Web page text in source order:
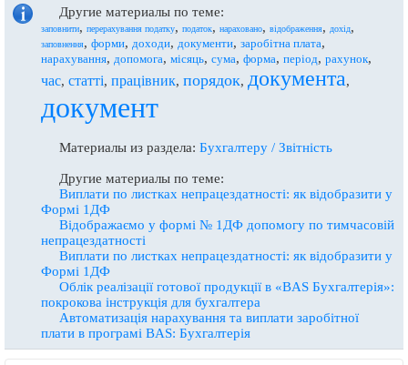
Другие материалы по теме:
заповнити, перерахування податку, податок, нараховано, відображення, дохід,
заповнення, форми, доходи, документи, заробітна плата,
нарахування, допомога, місяць, сума, форма, період, рахунок,
час, статті, працівник, порядок, документа,
документ
Материалы из раздела: Бухгалтеру / Звітність
Другие материалы по теме:
Виплати по листках непрацездатності: як відобразити у
Формі 1ДФ
Відображаємо у формі № 1ДФ допомогу по тимчасовій
непрацездатності
Виплати по листках непрацездатності: як відобразити у
Формі 1ДФ
Облiк реалiзацiї готової продукцiї в «BAS Бухгалтерiя»:
покрокова iнструкцiя для бухгалтера
Автоматизацiя нарахування та виплати заробiтної
плати в програмi BAS: Бухгалтерiя